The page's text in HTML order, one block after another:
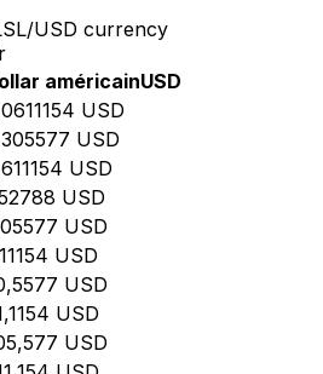
USD currency
américainUSD
USD
USD
USD
USD
USD
USD
USD
USD
USD